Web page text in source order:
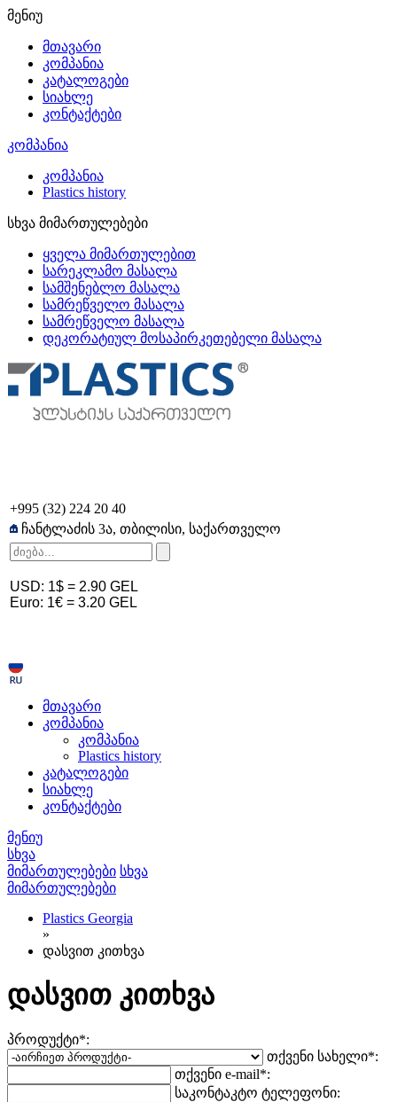
მენიუ
მთავარი
კომპანია
კატალოგები
სიახლე
კონტაქტები
კომპანია
კომპანია
Plastics history
სხვა მიმართულებები
ყველა მიმართულებით
სარეკლამო მასალა
სამშენებლო მასალა
სამრეწველო მასალა
სამრეწველო მასალა
დეკორატიულ მოსაპირკეთებელი მასალა
+995 (32) 224 20 40
ჩანტლაძის 3ა, თბილისი, საქართველო
USD: 1$ = 2.90 GEL
Euro: 1€ = 3.20 GEL
მთავარი
კომპანია
კომპანია
Plastics history
კატალოგები
სიახლე
კონტაქტები
მენიუ
სხვა
მიმართულებები სხვა
მიმართულებები
Plastics Georgia
»
დასვით კითხვა
დასვით კითხვა
პროდუქტი*:
თქვენი სახელი*:
თქვენი e-mail*:
საკონტაკტო ტელეფონი: